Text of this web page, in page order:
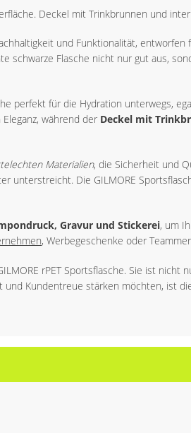
Deckel mit Trinkbrunnen und
und Funktionalität,
schwarze Flasche nicht nur gut aus,
perfekt für die Hydration unterwegs,
während der Deckel mit
Materialien, die Sicherheit und
unterstreicht. Die GILMORE
Gravur und Stickerei, um
, Werbegeschenke oder
rPET Sportsflasche. Sie ist
Kundentreue stärken möchten, ist